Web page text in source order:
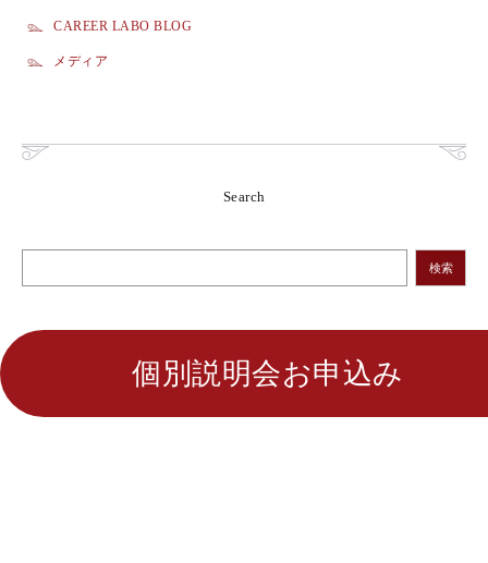
CAREER LABO BLOG
メディア
Search
検索
個別説明会お申込み